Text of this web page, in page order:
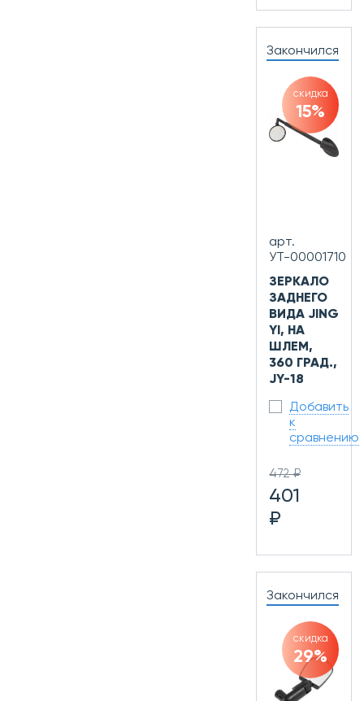
Закончился
скидка
15%
арт.
УТ-00001710
ЗЕРКАЛО
ЗАДНЕГО
ВИДА JING
YI, НА
ШЛЕМ,
360 ГРАД.,
JY-18
Добавить
к
сравнению
472 ₽
401
₽
Закончился
скидка
29%